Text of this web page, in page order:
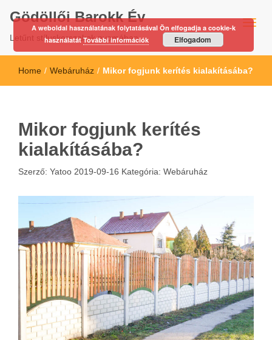
Gödöllői Barokk Év
Letűnt stíluskorszakok nyomában…
Home / Webáruház / Mikor fogjunk kerítés kialakításába?
Mikor fogjunk kerítés
kialakításába?
Szerző: Yatoo 2019-09-16 Kategória: Webáruház
A weboldal használatának folytatásával Ön elfogadja a cookie-k
használatátTovábbi információk Elfogadom